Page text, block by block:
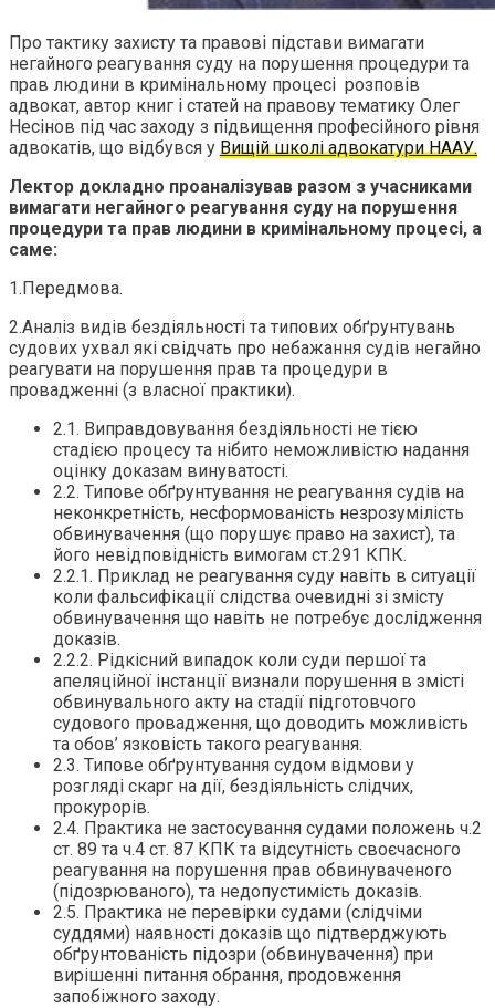
Про тактику захисту та правові підстави вимагати
негайного реагування суду на порушення процедури та
прав людини в кримінальному процесі розповів
адвокат, автор книг і статей на правову тематику Олег
Несінов під час заходу з підвищення професійного рівня
адвокатів, що відбувся у Вищій школі адвокатури НААУ.
Лектор докладно проаналізував разом з учасниками
вимагати негайного реагування суду на порушення
процедури та прав людини в кримінальному процесі, а
саме:
1.Передмова.
2.Аналіз видів бездіяльності та типових обґрунтувань
судових ухвал які свідчать про небажання судів негайно
реагувати на порушення прав та процедури в
провадженні (з власної практики).
2.1. Виправдовування бездіяльності не тією
стадією процесу та нібито неможливістю надання
оцінку доказам винуватості.
2.2. Типове обґрунтування не реагування судів на
неконкретність, несформованість незрозумілість
обвинувачення (що порушує право на захист), та
його невідповідність вимогам ст.291 КПК.
2.2.1. Приклад не реагування суду навіть в ситуації
коли фальсифікації слідства очевидні зі змісту
обвинувачення що навіть не потребує дослідження
доказів.
2.2.2. Рідкісний випадок коли суди першої та
апеляційної інстанції визнали порушення в змісті
обвинувального акту на стадії підготовчого
судового провадження, що доводить можливість
та обов’ язковість такого реагування.
2.3. Типове обґрунтування судом відмови у
розгляді скарг на дії, бездіяльність слідчих,
прокурорів.
2.4. Практика не застосування судами положень ч.2
ст. 89 та ч.4 ст. 87 КПК та відсутність своєчасного
реагування на порушення прав обвинуваченого
(підозрюваного), та недопустимість доказів.
2.5. Практика не перевірки судами (слідчіми
суддями) наявності доказів що підтверджують
обґрунтованість підозри (обвинувачення) при
вирішенні питання обрання, продовження
запобіжного заходу.